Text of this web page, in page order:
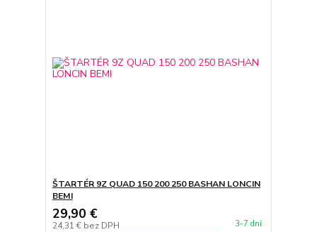
ŠTARTÉR 9Z QUAD 150 200 250 BASHAN LONCIN
BEMI
29,90 €
24,31 € bez DPH 3-7 dní